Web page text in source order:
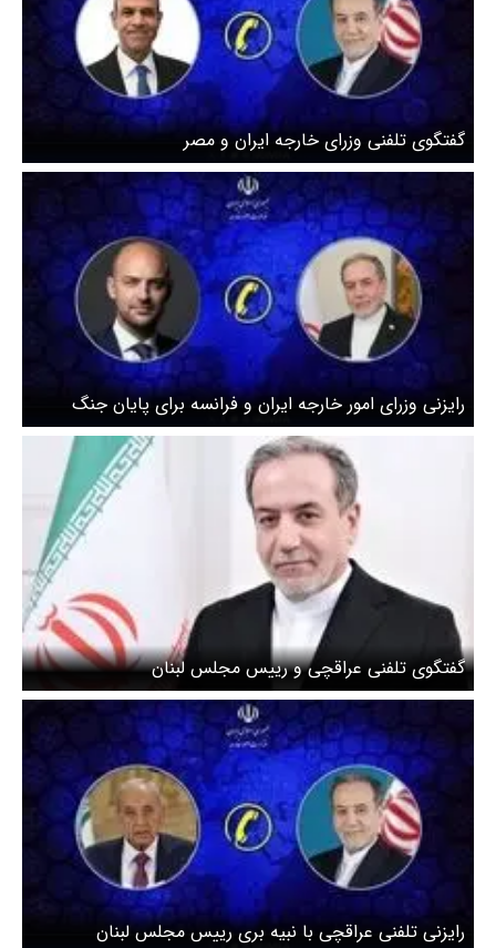
گفتگوی تلفنی وزرای خارجه ایران و مصر
رایزنی وزرای امور خارجه ایران و فرانسه برای پایان جنگ
گفتگوی تلفنی عراقچی و رییس مجلس لبنان
رایزنی تلفنی عراقچی با نبیه بری رییس مجلس لبنان